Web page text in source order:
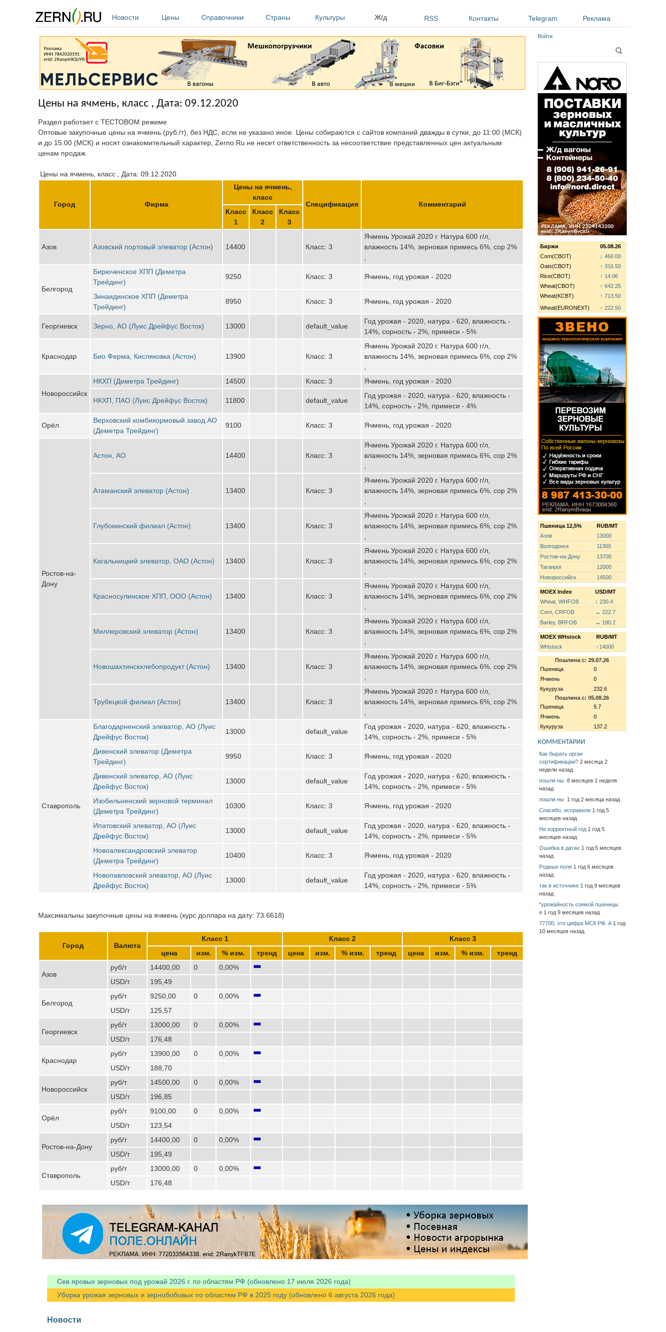
Новости
Цены Справочники Страны Культуры Ж/д RSS Контакты Telegram Реклама
Цены на ячмень, класс , Дата: 09.12.2020
Раздел работает с ТЕСТОВОМ режиме
Оптовые закупочные цены на ячмень (руб./т), без НДС, если не указано иное. Цены собираются с сайтов компаний дважды в сутки, до 11:00 (МСК)
и до 15:00 (МСК) и носят ознакомительный характер, Zerno.Ru не несет ответственность за несоответствие представленных цен актуальным
ценам продаж.
Цены на ячмень, класс , Дата: 09.12.2020
Город Фирма
Цены на ячмень,
класс
Спецификация
Комментарий
Класс
1
Класс
2
Класс
3
Азов Азовский портовый элеватор (Астон) 14400 Класс: 3
Ячмень Урожай 2020 г. Натура 600 г/л,
влажность 14%, зерновая примесь 6%, сор 2%
Белгород
Бирюченское ХПП (Деметра
Трейдинг)
9250 Класс: 3 Ячмень, год урожая - 2020
Зинаидинское ХПП (Деметра
Трейдинг)
8950 Класс: 3 Ячмень, год урожая - 2020
Георгиевск Зерно, АО (Луис Дрейфус Восток) 13000 default_value
Год урожая - 2020, натура - 620, влажность -
14%, сорность - 2%, примеси - 5%
Краснодар Био Ферма, Кисляковка (Астон) 13900 Класс: 3
Ячмень Урожай 2020 г. Натура 600 г/л,
влажность 14%, зерновая примесь 6%, сор 2%
Новороссийск
НКХП (Деметра Трейдинг) 14500 Класс: 3 Ячмень, год урожая - 2020
НКХП, ПАО (Луис Дрейфус Восток) 11800 default_value
Год урожая - 2020, натура - 620, влажность -
14%, сорность - 2%, примеси - 4%
Орёл
Верховский комбикормовый завод АО
(Деметра Трейдинг)
9100 Класс: 3 Ячмень, год урожая - 2020
Ростов-на-
Дону
Астон, АО 14400 Класс: 3
Ячмень Урожай 2020 г. Натура 600 г/л,
влажность 14%, зерновая примесь 6%, сор 2%
Атаманский элеватор (Астон) 13400 Класс: 3
Ячмень Урожай 2020 г. Натура 600 г/л,
влажность 14%, зерновая примесь 6%, сор 2%
Глубокинский филиал (Астон) 13400 Класс: 3
Ячмень Урожай 2020 г. Натура 600 г/л,
влажность 14%, зерновая примесь 6%, сор 2%
Кагальницкий элеватор, ОАО (Астон) 13400 Класс: 3
Ячмень Урожай 2020 г. Натура 600 г/л,
влажность 14%, зерновая примесь 6%, сор 2%
Красносулинское ХПП, ООО (Астон) 13400 Класс: 3
Ячмень Урожай 2020 г. Натура 600 г/л,
влажность 14%, зерновая примесь 6%, сор 2%
Миллеровский элеватор (Астон) 13400 Класс: 3
Ячмень Урожай 2020 г. Натура 600 г/л,
влажность 14%, зерновая примесь 6%, сор 2%
Новошахтинскхлебопродукт (Астон) 13400 Класс: 3
Ячмень Урожай 2020 г. Натура 600 г/л,
влажность 14%, зерновая примесь 6%, сор 2%
Трубецкой филиал (Астон) 13400 Класс: 3
Ячмень Урожай 2020 г. Натура 600 г/л,
влажность 14%, зерновая примесь 6%, сор 2%
Ставрополь
Благодарненский элеватор, АО (Луис
Дрейфус Восток)
13000 default_value
Год урожая - 2020, натура - 620, влажность -
14%, сорность - 2%, примеси - 5%
Дивенский элеватор (Деметра
Трейдинг)
9950 Класс: 3 Ячмень, год урожая - 2020
Дивенский элеватор, АО (Луис
Дрейфус Восток)
13000 default_value
Год урожая - 2020, натура - 620, влажность -
14%, сорность - 2%, примеси - 5%
Изобильненский зерновой терминал
(Деметра Трейдинг)
10300 Класс: 3 Ячмень, год урожая - 2020
Ипатовский элеватор, АО (Луис
Дрейфус Восток)
13000 default_value
Год урожая - 2020, натура - 620, влажность -
14%, сорность - 2%, примеси - 5%
Новоалександровский элеватор
(Деметра Трейдинг)
10400 Класс: 3 Ячмень, год урожая - 2020
Новопавловский элеватор, АО (Луис
Дрейфус Восток)
13000 default_value
Год урожая - 2020, натура - 620, влажность -
14%, сорность - 2%, примеси - 5%
Максимальны закупочные цены на ячмень (курс доллара на дату: 73.6618)
Город Валюта
Класс 1 Класс 2
Класс 3
цена
изм. % изм. тренд цена изм. % изм. тренд цена изм. % изм. тренд
Азов
руб/т 14400,00 0
0,00%
USD/т
195,49
Белгород
руб/т 9250,00 0
0,00%
USD/т
125,57
Георгиевск
руб/т 13000,00 0
0,00%
USD/т
176,48
Краснодар
руб/т 13900,00 0
0,00%
USD/т
188,70
Новороссийск
руб/т 14500,00 0
0,00%
USD/т
196,85
Орёл
руб/т 9100,00 0
0,00%
USD/т
123,54
Ростов-на-Дону
руб/т 14400,00 0
0,00%
USD/т
195,49
Ставрополь
руб/т 13000,00 0
0,00%
USD/т
176,48
Сев яровых зерновых под урожай 2026 г. по областям РФ (обновлено 17 июля 2026 года)
Уборка урожая зерновых и зернобобовых по областям РФ в 2025 году (обновлено 6 августа 2026 года)
Новости
Войти
Поиск
Биржи
05.08.26
Corn(CBOT)
↓ 460.00
Oats(CBOT)
↑ 316.50
Rice(CBOT)
↑ 14.06
Wheat(CBOT)
↑ 642.25
Wheat(KCBT)
↑ 713.50
Wheat(EURONEXT)
↑ 222.50
Пшеница 12,5%
RUB/MT
Азов
13000
Волгодонск
11300
Ростов-на-Дону
13700
Таганрог
12000
Новороссийск
14500
MOEX Index
USD/MT
Wheat, WHFOB
↓ 230.4
Corn, CRFOB
↔ 222.7
Barley, BRFOB
↔ 190.2
MOEX WHstock
RUB/MT
WHstock
↑14000
Пошлина с: 29.07.26
Пшеница
0
Ячмень
0
Кукуруза
232.6
Пошлина с: 05.08.26
Пшеница
5.7
Ячмень
0
Кукуруза
137.2
КОММЕНТАРИИ
Как бырать орган
сертификации? 2 месяца 2
недели назад
пошли ны 8 месяцев 1 неделя
назад
пошли ны 1 год 2 месяца назад
Спасибо, исправили 1 год 5
месяцев назад
Не корректный год 1 год 5
месяцев назад
Ошибка в датах 1 год 5 месяцев
назад
Родные поля 1 год 6 месяцев
назад
так в источнике 1 год 9 месяцев
назад
"урожайность озимой пшеницы
в 1 год 9 месяцев назад
77700, это цифра МСХ РФ. А 1 год
10 месяцев назад